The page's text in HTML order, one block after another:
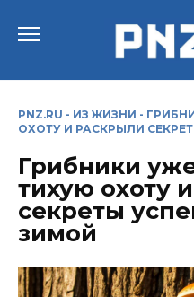
PNZ.RU - ИЗ ЖИЗНИ -
ОХОТУ И РАСКРЫЛИ
Грибники
тихую охоту
секреты
зимой